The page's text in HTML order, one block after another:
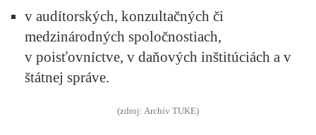
v audítorských, konzultačných či
medzinárodných spoločnostiach,
v poisťovníctve, v daňových inštitúciách a v
štátnej správe.
(zdroj: Archív TUKE)